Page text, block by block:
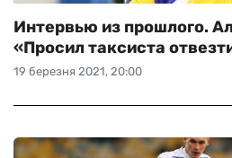
19 березня 2021, 20:00
Интервью из прошлого.
«Просил таксиста